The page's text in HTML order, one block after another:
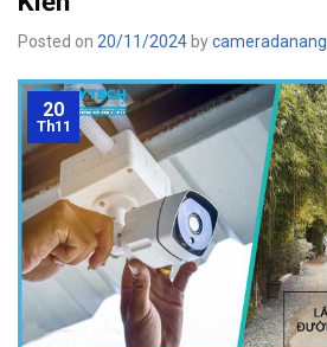
Posted on 20/11/2024 bycameradanang
20
Th11